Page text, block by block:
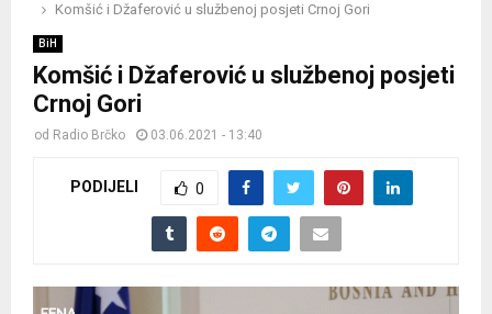
Komšić i Džaferović u službenoj posjeti Crnoj Gori
BiH
Komšić i Džaferović u službenoj posjeti
Crnoj Gori
od Radio Brčko 03.06.2021 - 13:40
PODIJELI 0